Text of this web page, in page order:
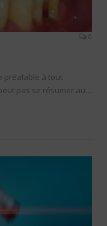
0
préalable à tout
pas se résumer au…